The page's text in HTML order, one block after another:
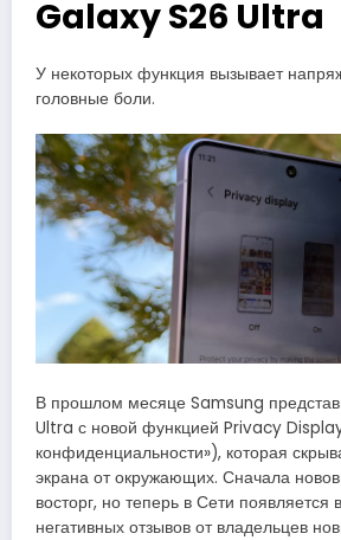
Galaxy S26 Ultra
У некоторых функция вызывает
головные боли.
В прошлом месяце Samsung
Ultra с новой функцией Privacy
конфиденциальности»), которая
экрана от окружающих. Сначала
восторг, но теперь в Сети появляется
негативных отзывов от владельцев